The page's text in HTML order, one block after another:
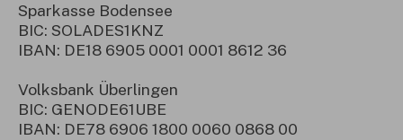
Sparkasse Bodensee
BIC: SOLADES1KNZ
IBAN: DE18 6905 0001 0001 8612 36
Volksbank Überlingen
BIC: GENODE61UBE
IBAN: DE78 6906 1800 0060 0868 00